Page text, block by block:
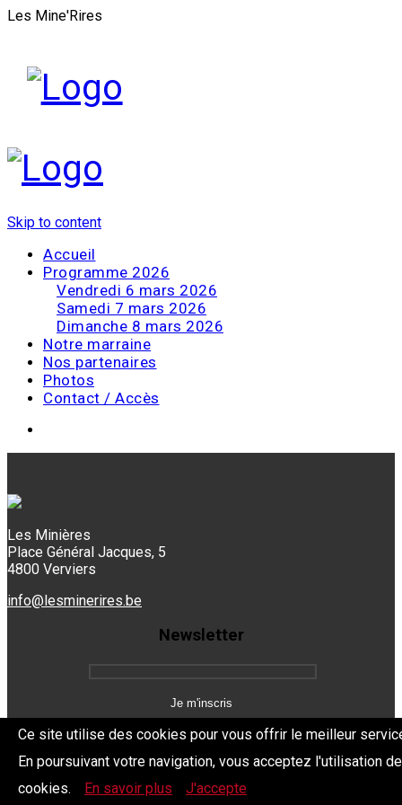
Les Mine'Rires
Skip to content
Accueil
Programme 2026
Vendredi 6 mars 2026
Samedi 7 mars 2026
Dimanche 8 mars 2026
Notre marraine
Nos partenaires
Photos
Contact / Accès
Les Minières
Place Général Jacques, 5
4800 Verviers
info@lesminerires.be
Newsletter
Copyright 2026 Les Mine'Rires - Politique de confidentialité
Ce site utilise des cookies pour vous offrir le meilleur
En poursuivant votre navigation, vous acceptez l'utilisation
cookies.
En savoir plus J'accepte